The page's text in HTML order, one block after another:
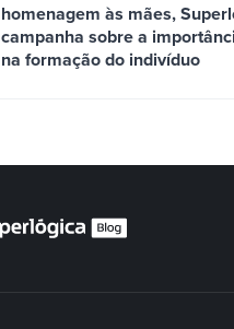
homenagem às mães,
campanha sobre a
na formação do indivíduo